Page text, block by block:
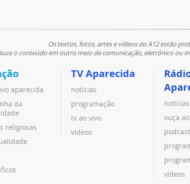
Os textos, fotos, artes e vídeos do A12 estão
o conteúdo em outro meio de comunicação, eletrônico ou
aparecida
da
religiosas
TV Aparecida
notícias
programação
tv ao vivo
vídeos
notícias
ouça
podcast
vídeos